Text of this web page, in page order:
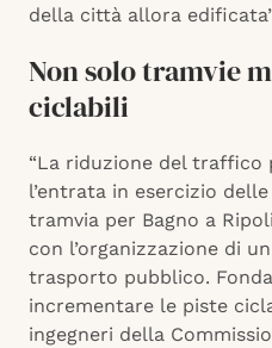
della città allora
Non solo tramvie
ciclabili
“La riduzione del traffico
l’entrata in esercizio
tramvia per Bagno a
con l’organizzazione di
trasporto pubblico.
incrementare le piste
ingegneri della